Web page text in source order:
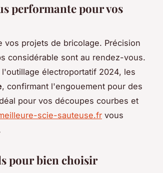
performante pour vos
vos projets de bricolage. Précision
considérable sont au rendez-vous.
électroportatif 2024, les
, confirmant l'engouement pour des
pour vos découpes courbes et
scie-sauteuse.fr vous
pour bien choisir